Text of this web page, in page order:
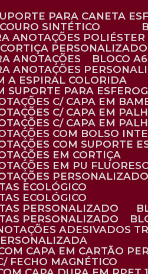
PARA CANETA
SINTÉTICO
ANOTAÇÕES POLIÉSTER
CORTIÇA PERSONALIZADO
ANOTAÇÕES
BLOCO
ANOTAÇÕES
A ESPIRAL COLORIDA
SUPORTE PARA
C/ CAPA EM
C/ CAPA EM
C/ CAPA EM
COM BOLSO
COM SUPORTE
EM CORTIÇA
EM PU
PERSONALIZADO
ECOLÓGICO
ECOLÓGICO
PERSONALIZADO
PERSONALIZADO
ADESIVADOS
CAPA EM CARTÃO
FECHO MAGNÉTICO